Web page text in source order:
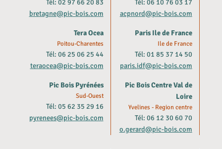
Tél: 02 97 66 20 83
bretagne@pic-bois.com
Tera Ocea
Poitou-Charentes
Tél: 06 25 06 25 44
teraocea@pic-bois.com
Pic Bois Pyrénées
Sud-Ouest
Tél: 05 62 35 29 16
pyrenees@pic-bois.com
Tél: 06 10 76 03 17
acpnord@pic-bois.com
Paris Ile de France
Ile de France
Tél: 01 85 37 14 50
paris.idf@pic-bois.com
Pic Bois Centre Val de
Loire
Yvelines - Region centre
Tél: 06 12 30 60 70
o.gerard@pic-bois.com